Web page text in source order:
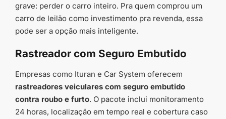
grave: perder o carro inteiro. Pra quem comprou um
carro de leilão como investimento pra revenda, essa
pode ser a opção mais inteligente.
Rastreador com Seguro Embutido
Empresas como Ituran e Car System oferecem
rastreadores veiculares com seguro embutido
contra roubo e furto. O pacote inclui monitoramento
24 horas, localização em tempo real e cobertura caso